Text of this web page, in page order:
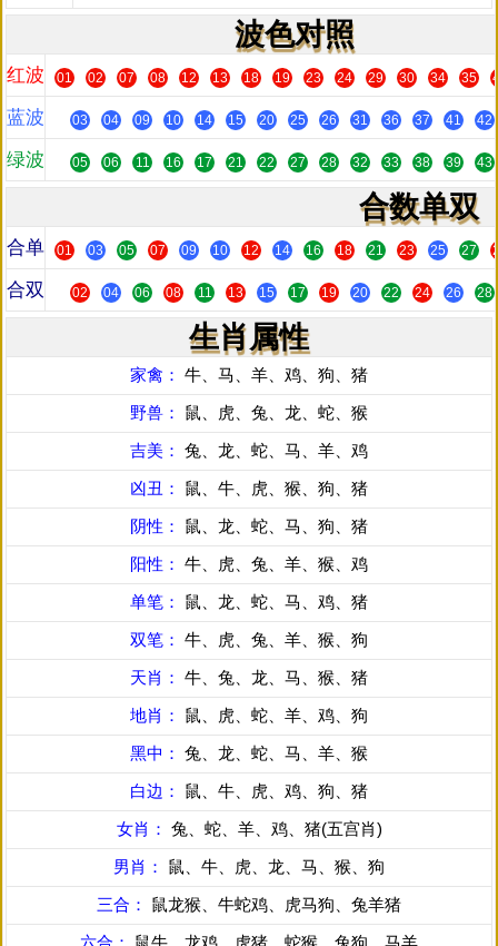
波色对照
红波 01 02 07 08 12 13 18 19 23 24 29 30 34 35
蓝波 03 04 09 10 14 15 20 25 26 31 36 37 41 42
绿波 05 06 11 16 17 21 22 27 28 32 33 38 39 43
合数单双
合单 01 03 05 07 09 10 12 14 16 18 21 23 25 27
合双 02 04 06 08 11 13 15 17 19 20 22 24 26 28
生肖属性
家禽： 牛、马、羊、鸡、狗、猪
野兽： 鼠、虎、兔、龙、蛇、猴
吉美： 兔、龙、蛇、马、羊、鸡
凶丑： 鼠、牛、虎、猴、狗、猪
阴性： 鼠、龙、蛇、马、狗、猪
阳性： 牛、虎、兔、羊、猴、鸡
单笔： 鼠、龙、蛇、马、鸡、猪
双笔： 牛、虎、兔、羊、猴、狗
天肖： 牛、兔、龙、马、猴、猪
地肖： 鼠、虎、蛇、羊、鸡、狗
黑中： 兔、龙、蛇、马、羊、猴
白边： 鼠、牛、虎、鸡、狗、猪
女肖： 兔、蛇、羊、鸡、猪(五宫肖)
男肖： 鼠、牛、虎、龙、马、猴、狗
三合： 鼠龙猴、牛蛇鸡、虎马狗、兔羊猪
六合： 鼠牛、龙鸡、虎猪、蛇猴、兔狗、马羊